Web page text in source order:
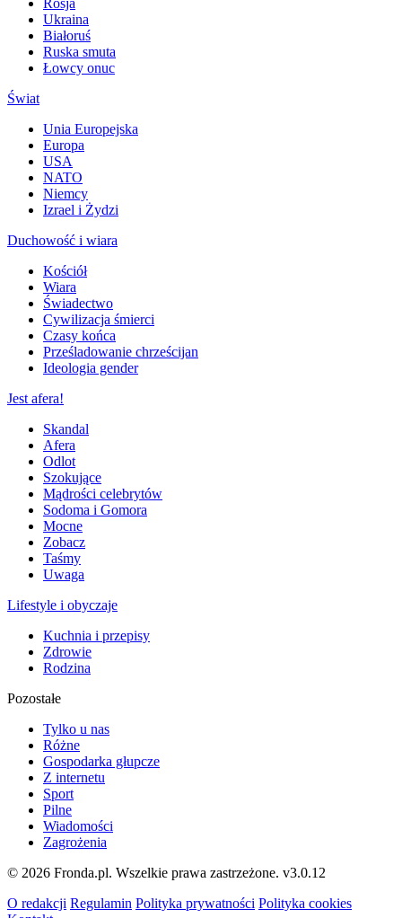
Ukraina
Białoruś
Ruska smuta
Łowcy onuc
Świat
Unia Europejska
Europa
USA
NATO
Niemcy
Izrael i Żydzi
Duchowość i wiara
Kościół
Wiara
Świadectwo
Cywilizacja śmierci
Czasy końca
Prześladowanie chrześcijan
Ideologia gender
Jest afera!
Skandal
Afera
Odlot
Szokujące
Mądrości celebrytów
Sodoma i Gomora
Mocne
Zobacz
Taśmy
Uwaga
Lifestyle i obyczaje
Kuchnia i przepisy
Zdrowie
Rodzina
Pozostałe
Tylko u nas
Różne
Gospodarka głupcze
Z internetu
Sport
Pilne
Wiadomości
Zagrożenia
© 2026 Fronda.pl. Wszelkie prawa zastrzeżone. v3.0.12
O redakcji Regulamin Polityka prywatności Polityka cookies